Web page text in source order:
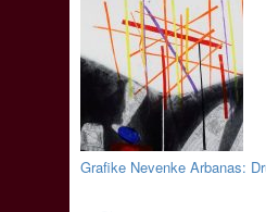
Grafike Nevenke Arbanas: